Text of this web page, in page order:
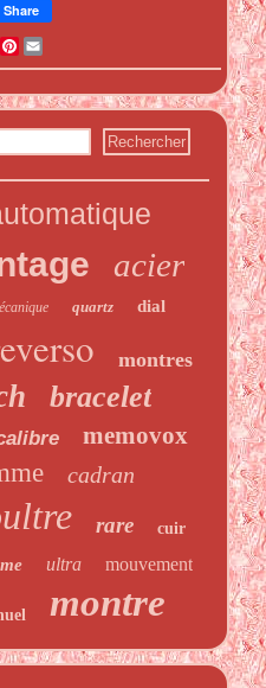
Share
Pinterest
Email
acier
quartz dial
montres
bracelet
memovox
cadran
rare cuir
ultra mouvement
montre